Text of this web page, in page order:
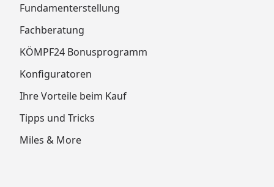
Fundamenterstellung
Fachberatung
KÖMPF24 Bonusprogramm
Konfiguratoren
Ihre Vorteile beim Kauf
Tipps und Tricks
Miles & More